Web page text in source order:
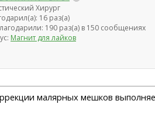
Хирург
16 раз(а)
190 раз(а) в 150 сообщениях
Магнит для лайков
малярных мешков